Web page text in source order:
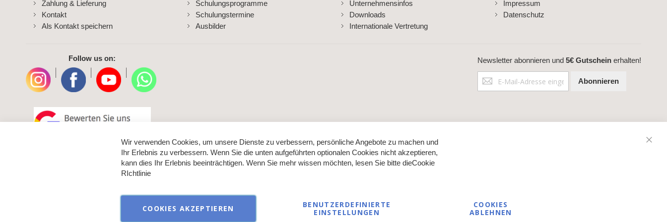
Zahlung & Lieferung
Kontakt
Als Kontakt speichern
Schulungsprogramme
Schulungstermine
Ausbilder
Unternehmensinfos
Downloads
Internationale Vertretung
Impressum
Datenschutz
Follow us on: Newsletter abonnieren und5€ Gutschein erhalten!
Anmeldung
zum
Abonnieren
Wir verwenden Cookies, um unsere Dienste zu verbessern, persönliche Angebote zu machen und
Ihr Erlebnis zu verbessern. Wenn Sie die unten aufgeführten optionalen Cookies nicht akzeptieren,
kann dies Ihr Erlebnis beeinträchtigen. Wenn Sie mehr wissen möchten, lesen Sie bitte dieCookie
RIchtlinie
COOKIES AKZEPTIEREN
BENUTZERDEFINIERTE
EINSTELLUNGEN
COOKIES
ABLEHNEN